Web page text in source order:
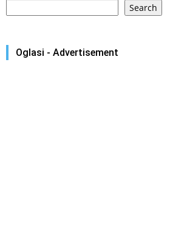
Search
Oglasi - Advertisement